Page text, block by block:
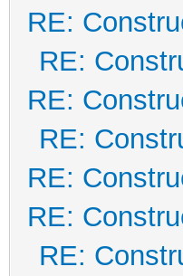
RE:
RE:
RE:
RE:
RE:
RE:
RE: